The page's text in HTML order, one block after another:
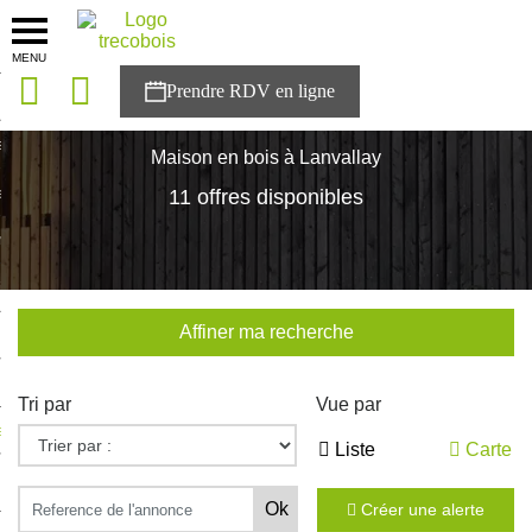
MENU
solutions
Trecobois
à NESTOR
Maison en bois à Lanvallay
11 offres disponibles
Affiner ma recherche
Tri par Vue par
Liste Carte
Créer une alerte